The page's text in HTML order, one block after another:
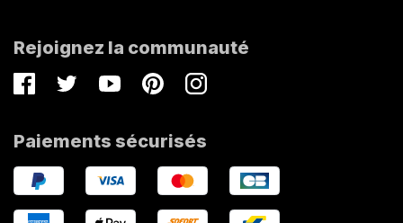
Rejoignez la communauté
FacebookTwitterYoutubePinterestInstagram
Paiements sécurisés